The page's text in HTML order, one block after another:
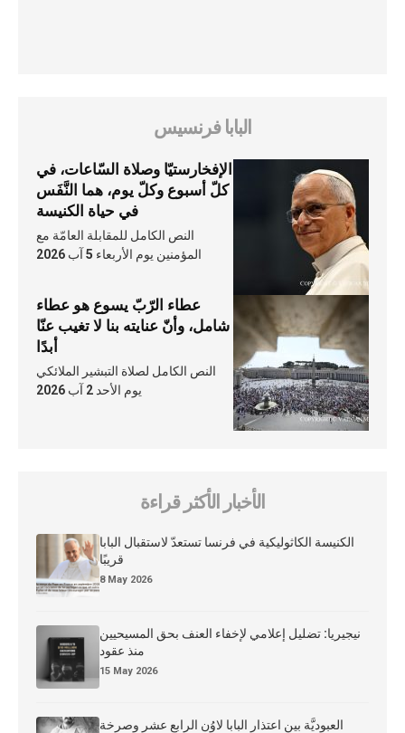
البابا فرنسيس
الإفخارستيّا وصلاة السّاعات، في
كلّ أسبوع وكلّ يوم، هما النَّفَس
في حياة الكنيسة
النص الكامل للمقابلة العامّة مع
المؤمنين يوم الأربعاء 5 آب 2026
عطاء الرّبّ يسوع هو عطاء
شامل، وأنّ عنايته بنا لا تغيب عنّا
أبدًا
النص الكامل لصلاة التبشير الملائكي
يوم الأحد 2 آب 2026
الأخبار الأكثر قراءة
الكنيسة الكاثوليكية في فرنسا تستعدّ لاستقبال البابا
قريبًا
8 May 2026
نيجيريا: تضليل إعلامي لإخفاء العنف بحق المسيحيين
منذ عقود
15 May 2026
العبوديَّة بين اعتذار البابا لاوُن الرابع عشر وصرخة